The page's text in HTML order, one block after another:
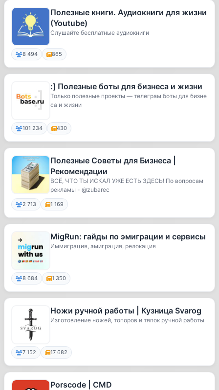
Полезные книги. Аудиокниги для жизни
(Youtube)
Слушайте бесплатные аудиокниги
8 494 865
:] Полезные боты для бизнеса и жизни
Только полезные проекты — телеграм боты для бизне
са и жизни
101 234 430
Полезные Советы для Бизнеса |
Рекомендации
ВСЁ, ЧТО ТЫ ИСКАЛ УЖЕ ЕСТЬ ЗДЕСЬ! По вопросам
рекламы - @zubarec
2 713 1 169
MigRun: гайды по эмиграции и сервисы
Иммиграция, эмиграция, релокация
8 684 1 350
Ножи ручной работы | Кузница Svarog
Изготовление ножей, топоров и тяпок ручной работы
7 152 17 682
Porscode | CMD